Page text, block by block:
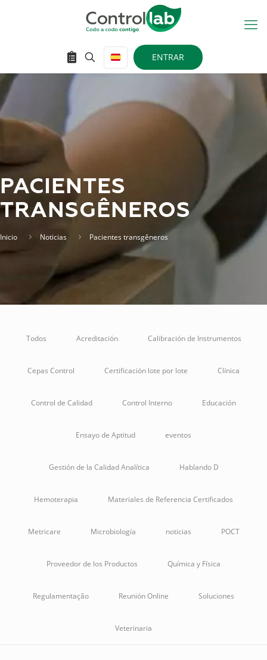
ENTRAR
PACIENTES
TRANSGÊNEROS
Inicio Noticias Pacientes transgêneros
Todos Acreditación Calibración de Instrumentos
Cepas Control Certificación lote por lote Clínica
Control de Calidad Control Interno Educación
Ensayo de Aptitud eventos
Gestión de la Calidad Analítica Hablando D
Hemoterapia Materiales de Referencia Certificados
Metricare Microbiología noticias POCT
Proveedor de los Productos Química y Física
Regulamentação Reunión Online Soluciones
Veterinaria